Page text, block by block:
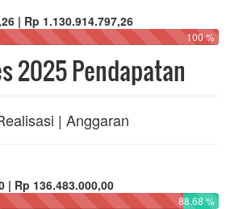
| Rp 1.130.914.797,26
100 %
2025 Pendapatan
| Anggaran
| Rp 136.483.000,00
88.68 %